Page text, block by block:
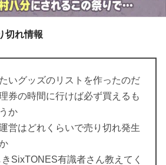
切れ情報
いグッズのリストを作ったのだ
券の時間に行けば必ず買えるも
か
営はどれくらいで売り切れ発生
SixTONES有識者さん教えてく